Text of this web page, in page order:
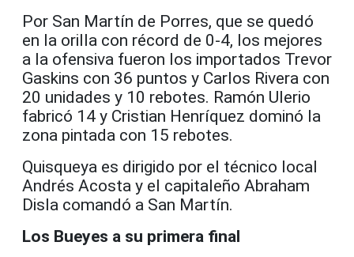
Por San Martín de Porres, que se quedó
en la orilla con récord de 0-4, los mejores
a la ofensiva fueron los importados Trevor
Gaskins con 36 puntos y Carlos Rivera con
20 unidades y 10 rebotes. Ramón Ulerio
fabricó 14 y Cristian Henríquez dominó la
zona pintada con 15 rebotes.
Quisqueya es dirigido por el técnico local
Andrés Acosta y el capitaleño Abraham
Disla comandó a San Martín.
Los Bueyes a su primera final